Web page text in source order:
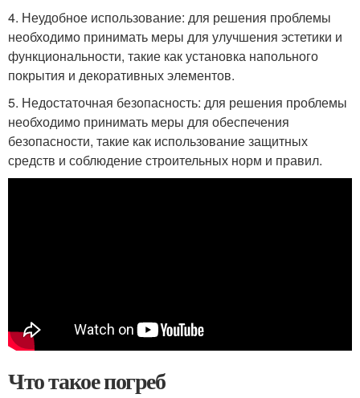
4. Неудобное использование: для решения проблемы
необходимо принимать меры для улучшения эстетики и
функциональности, такие как установка напольного
покрытия и декоративных элементов.
5. Недостаточная безопасность: для решения проблемы
необходимо принимать меры для обеспечения
безопасности, такие как использование защитных
средств и соблюдение строительных норм и правил.
Что такое погреб